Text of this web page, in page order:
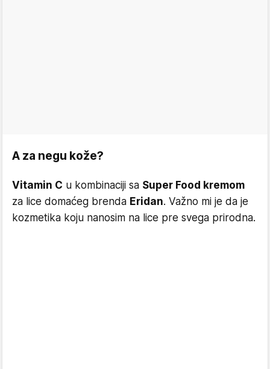
A za negu kože?
Vitamin C u kombinaciji sa Super Food kremom
za lice domaćeg brenda Eridan. Važno mi je da je
kozmetika koju nanosim na lice pre svega prirodna.